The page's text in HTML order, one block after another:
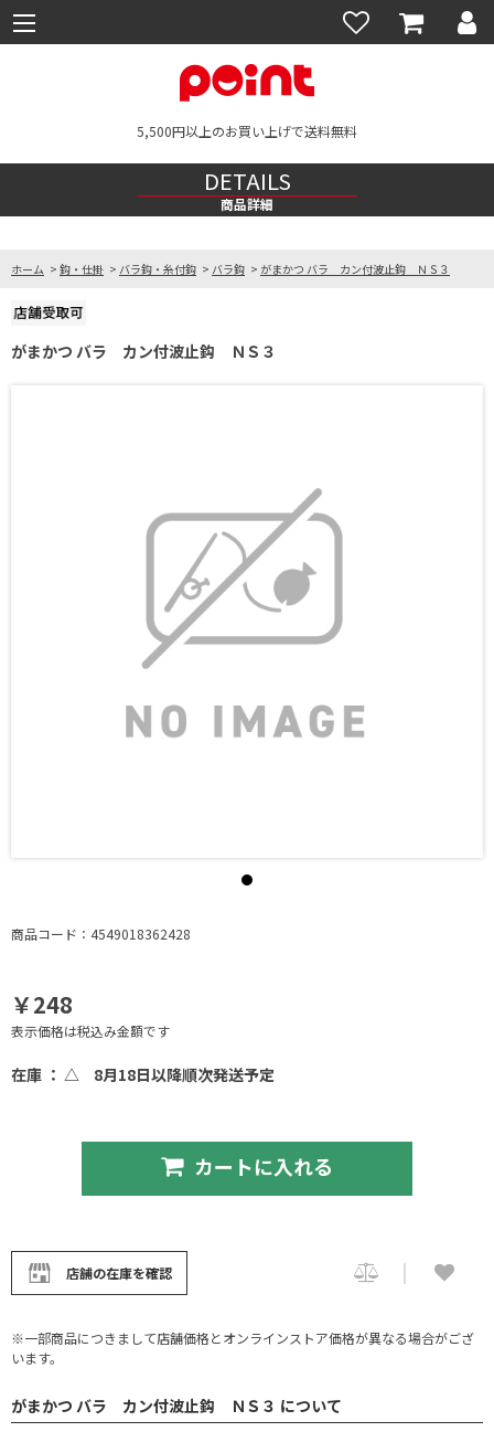
5,500円以上のお買い上げで送料無料
DETAILS
商品詳細
ホーム > 鈎・仕掛 > バラ鈎・糸付鈎 > バラ鈎 > がまかつ バラ カン付波止鈎 ＮＳ３
がまかつ バラ カン付波止鈎 ＮＳ３
商品コード：4549018362428
￥248
表示価格は税込み金額です
在庫 ： △ 8月18日以降順次発送予定
カートに入れる
店舗の在庫を確認
※一部商品につきまして店舗価格とオンラインストア価格が異なる場合がござ
います。
がまかつ バラ カン付波止鈎 ＮＳ３ について